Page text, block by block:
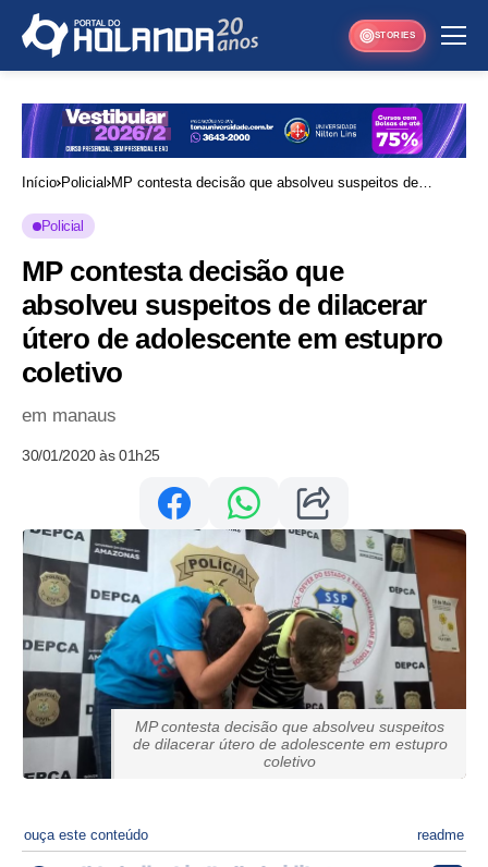
STORIES
Início Policial MP contesta decisão que absolveu suspeitos de
Policial
MP contesta decisão que
absolveu suspeitos de dilacerar
útero de adolescente em estupro
coletivo
em manaus
30/01/2020 às 01h25
MP contesta decisão que absolveu suspeitos
de dilacerar útero de adolescente em estupro
coletivo
ouça este conteúdo readme